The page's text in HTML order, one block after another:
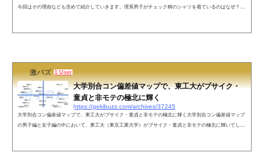
今回はその理由なども含めて紹介していきます。理系男子がチェック柄のシャツを着ているのはなぜ？理
激バズ 1 User
大学別合コン偏差値マップで、東工大がブサイク・
童貞と非モテの極北に輝く
https://gekibuzz.com/archives/37245
大学別合コン偏差値マップで、東工大がブサイク・童貞と非モテの極北に輝く大学別合コン偏差値マップ
の男子編と女子編の中において、東工大（東京工業大学）がブサイク・童貞と非モテの極北に輝いてしま